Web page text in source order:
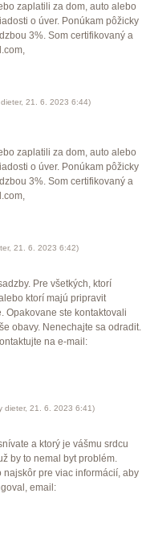
zaplatili za dom, auto alebo
o úver. Ponúkam pôžicky
3%. Som certifikovaný a
, 21. 6. 2023 6:44)
zaplatili za dom, auto alebo
o úver. Ponúkam pôžicky
3%. Som certifikovaný a
, 21. 6. 2023 6:42)
Pre všetkých, ktorí
ktorí majú pripravit
Opakovane ste kontaktovali
obavy. Nenechajte sa odradit.
na e-mail:
dieter, 21. 6. 2023 6:41)
a ktorý je vášmu srdcu
by to nemal byt problém.
najskôr pre viac informácií, aby
email: